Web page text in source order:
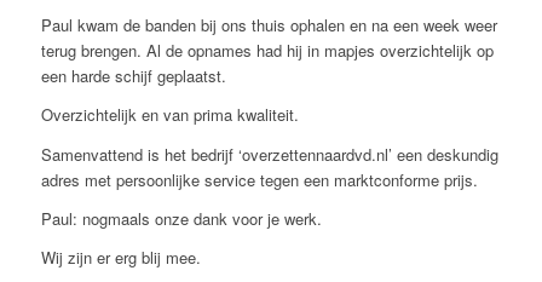
Paul kwam de banden bij ons thuis ophalen en na een week weer
terug brengen. Al de opnames had hij in mapjes overzichtelijk op
een harde schijf geplaatst.
Overzichtelijk en van prima kwaliteit.
Samenvattend is het bedrijf ‘overzettennaardvd.nl’ een deskundig
adres met persoonlijke service tegen een marktconforme prijs.
Paul: nogmaals onze dank voor je werk.
Wij zijn er erg blij mee.